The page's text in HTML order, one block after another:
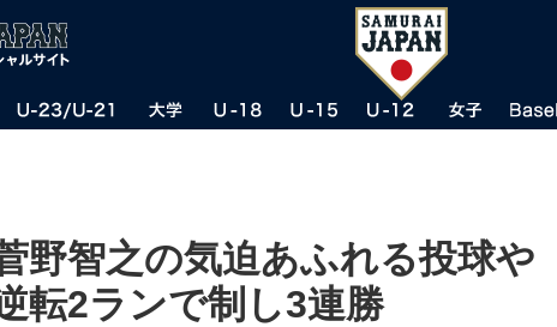
野智之の気迫あふれる投球や
転2ランで制し3連勝